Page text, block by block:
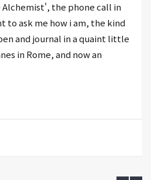
Alchemist', the phone call in
to ask me how i am, the kind
and journal in a quaint little
in Rome, and now an